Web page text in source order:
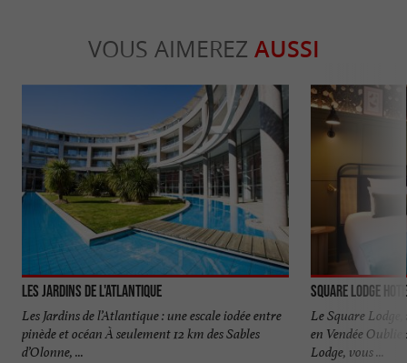
VOUS AIMEREZ AUSSI
Les Jardins de L'Atlantique
Les Jardins de l’Atlantique : une escale iodée entre
pinède et océan À seulement 12 km des Sables
d’Olonne, ...
SQUARE LODGE
Le Square
en Vendée
Lodge, vous ...